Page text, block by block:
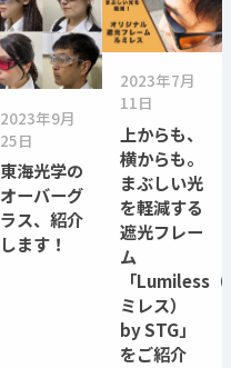
2023年9月
25日
東海光学の
オーバーグ
ラス、紹介
します！
2023年7月
11日
上からも、
横からも。
まぶしい光
を軽減する
遮光フレー
ム
「Lumiless
ミレス）
by STG」
をご紹介